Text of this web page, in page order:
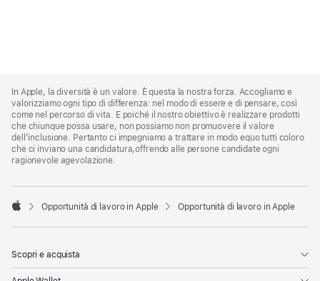
Footer
In Apple, la diversità è un valore. È questa la nostra forza. Accogliamo e
valorizziamo ogni tipo di differenza: nel modo di essere e di pensare, così
come nel percorso di vita. E poiché il nostro obiettivo è realizzare prodotti
che chiunque possa usare, non possiamo non promuovere il valore
dell’inclusione. Pertanto ci impegniamo a trattare in modo equo tutti coloro
che ci inviano una candidatura,offrendo alle persone candidate ogni
ragionevole agevolazione.

Opportunità di lavoro in Apple Opportunità di lavoro in Apple
Scopri e acquista